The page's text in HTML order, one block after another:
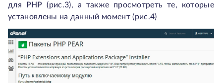
для РНР (рис.3), а также просмотреть те, которые
установлены на данный момент (рис.4)